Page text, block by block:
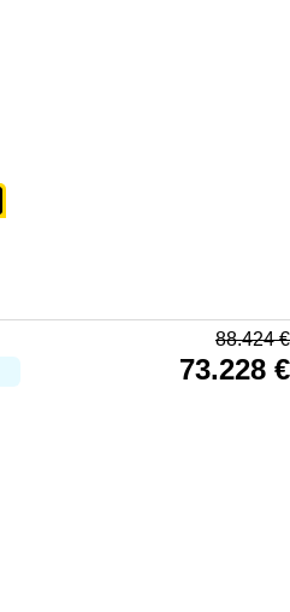
88.424€
73.228 €